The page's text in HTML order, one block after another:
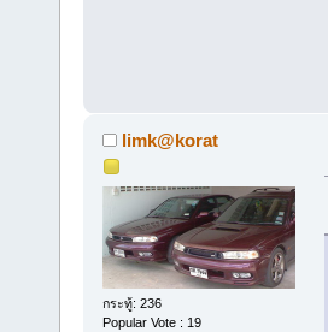
limk@korat
กระทู้: 236
Popular Vote : 19